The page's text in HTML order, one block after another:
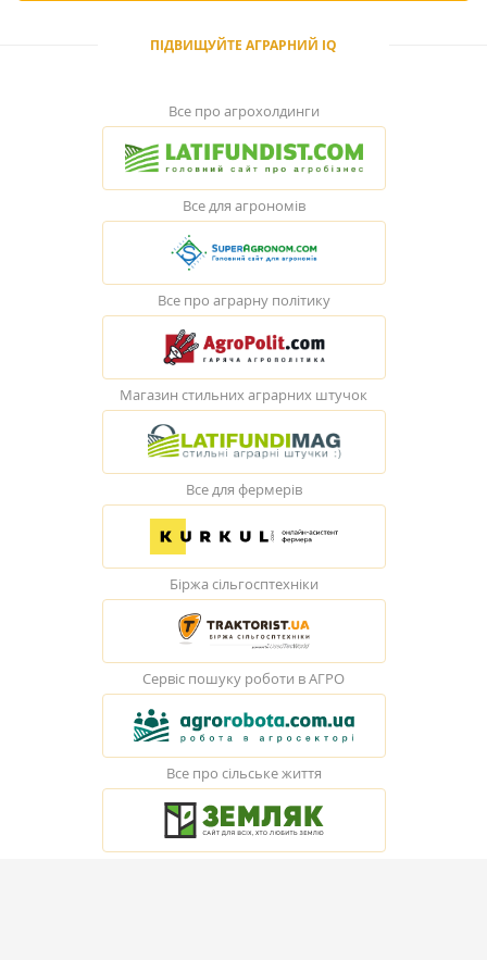
ПІДВИЩУЙТЕ АГРАРНИЙ IQ
Все про агрохолдинги
Все для агрономів
Все про аграрну політику
Магазин стильних аграрних штучок
Все для фермерів
Біржа сільгосптехніки
Сервіс пошуку роботи в АГРО
Все про сільське життя